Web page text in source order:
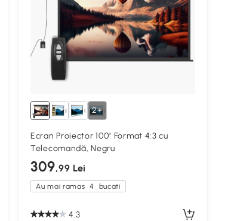
2+
Ecran Proiector 100" Format 4:3 cu
Telecomandă, Negru
309,99 Lei
Au mai ramas 4 bucati
4.3